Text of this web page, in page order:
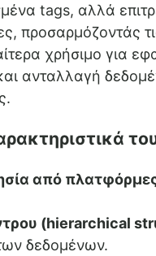
tags, αλλά
προσαρμόζοντάς
χρήσιμο για
ανταλλαγή
από
(hierarchical
δεδομένων.